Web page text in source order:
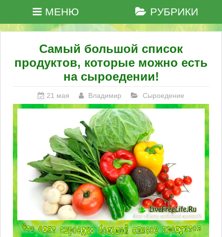
МЕНЮ РУБРИКИ
Самый большой список
продуктов, которые можно есть
на сыроедении!
21 мая Владимир Сыроедение